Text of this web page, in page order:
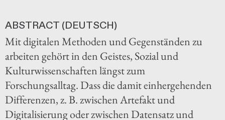
ABSTRACT (DEUTSCH)
Mit digitalen Methoden und Gegenständen zu
arbeiten gehört in den Geistes­, Sozial­ und
Kulturwissenschaften längst zum
Forschungsalltag. Dass die damit einhergehenden
Differenzen, z. B. zwischen Artefakt und
Digitalisierung oder zwischen Datensatz und